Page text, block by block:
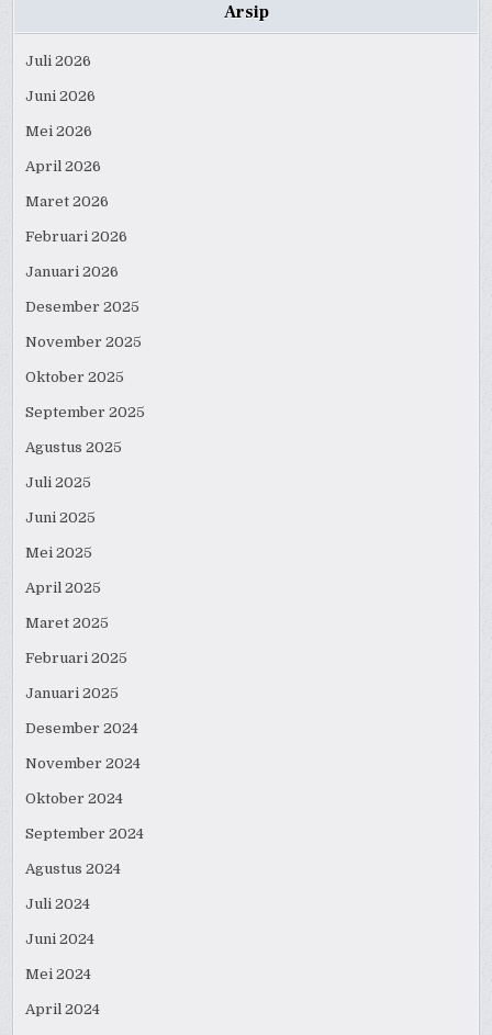
Arsip
Juli 2026
Juni 2026
Mei 2026
April 2026
Maret 2026
Februari 2026
Januari 2026
Desember 2025
November 2025
Oktober 2025
September 2025
Agustus 2025
Juli 2025
Juni 2025
Mei 2025
April 2025
Maret 2025
Februari 2025
Januari 2025
Desember 2024
November 2024
Oktober 2024
September 2024
Agustus 2024
Juli 2024
Juni 2024
Mei 2024
April 2024